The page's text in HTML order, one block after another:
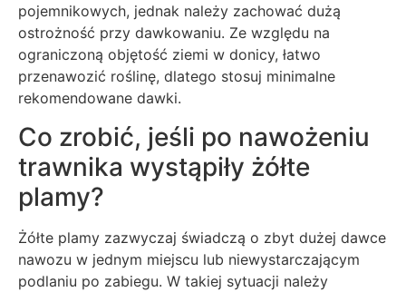
pojemnikowych, jednak należy zachować dużą
ostrożność przy dawkowaniu. Ze względu na
ograniczoną objętość ziemi w donicy, łatwo
przenawozić roślinę, dlatego stosuj minimalne
rekomendowane dawki.
Co zrobić, jeśli po nawożeniu
trawnika wystąpiły żółte
plamy?
Żółte plamy zazwyczaj świadczą o zbyt dużej dawce
nawozu w jednym miejscu lub niewystarczającym
podlaniu po zabiegu. W takiej sytuacji należy